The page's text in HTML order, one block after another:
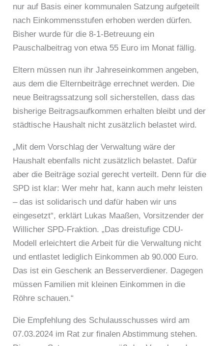
nur auf Basis einer kommunalen Satzung aufgeteilt
nach Einkommensstufen erhoben werden dürfen.
Bisher wurde für die 8-1-Betreuung ein
Pauschalbeitrag von etwa 55 Euro im Monat fällig.
Eltern müssen nun ihr Jahreseinkommen angeben,
aus dem die Elternbeiträge errechnet werden. Die
neue Beitragssatzung soll sicherstellen, dass das
bisherige Beitragsaufkommen erhalten bleibt und der
städtische Haushalt nicht zusätzlich belastet wird.
„Mit dem Vorschlag der Verwaltung wäre der
Haushalt ebenfalls nicht zusätzlich belastet. Dafür
aber die Beiträge sozial gerecht verteilt. Denn für die
SPD ist klar: Wer mehr hat, kann auch mehr leisten
– das ist solidarisch und dafür haben wir uns
eingesetzt“, erklärt Lukas Maaßen, Vorsitzender der
Willicher SPD-Fraktion. „Das dreistufige CDU-
Modell erleichtert die Arbeit für die Verwaltung nicht
und entlastet lediglich Einkommen ab 90.000 Euro.
Das ist ein Geschenk an Besserverdiener. Dagegen
müssen Familien mit kleinen Einkommen in die
Röhre schauen.“
Die Empfehlung des Schulausschusses wird am
07.03.2024 im Rat zur finalen Abstimmung stehen.